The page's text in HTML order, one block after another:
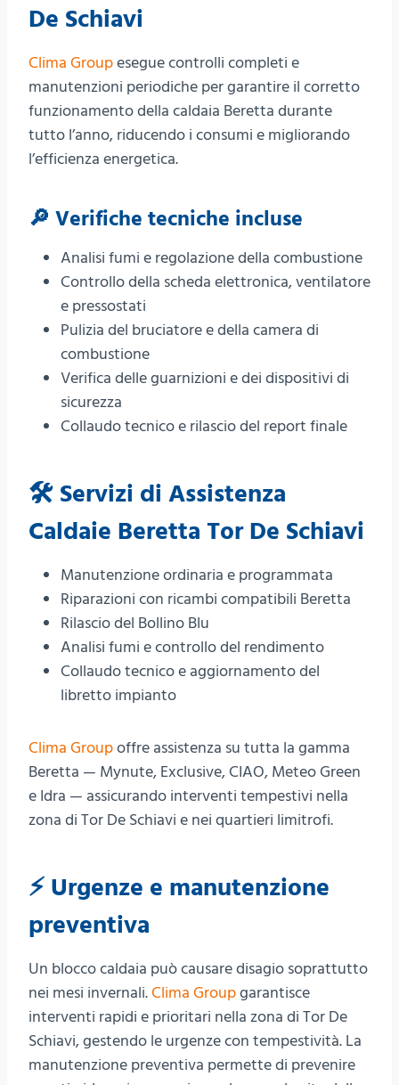
De Schiavi
Clima Groupesegue controlli completi e
manutenzioni periodiche per garantire il corretto
funzionamento della caldaia Beretta durante
tutto l’anno, riducendo i consumi e migliorando
l’efficienza energetica.
🔎 Verifiche tecniche incluse
Analisi fumi e regolazione della combustione
Controllo della scheda elettronica, ventilatore
e pressostati
Pulizia del bruciatore e della camera di
combustione
Verifica delle guarnizioni e dei dispositivi di
sicurezza
Collaudo tecnico e rilascio del report finale
🛠️ Servizi di Assistenza
Caldaie Beretta Tor De Schiavi
Manutenzione ordinaria e programmata
Riparazioni con ricambi compatibili Beretta
Rilascio del Bollino Blu
Analisi fumi e controllo del rendimento
Collaudo tecnico e aggiornamento del
libretto impianto
Clima Groupoffre assistenza su tutta la gamma
Beretta — Mynute, Exclusive, CIAO, Meteo Green
e Idra — assicurando interventi tempestivi nella
zona di Tor De Schiavi e nei quartieri limitrofi.
⚡ Urgenze e manutenzione
preventiva
Un blocco caldaia può causare disagio soprattutto
nei mesi invernali.Clima Groupgarantisce
interventi rapidi e prioritari nella zona di Tor De
Schiavi, gestendo le urgenze con tempestività. La
manutenzione preventiva permette di prevenire